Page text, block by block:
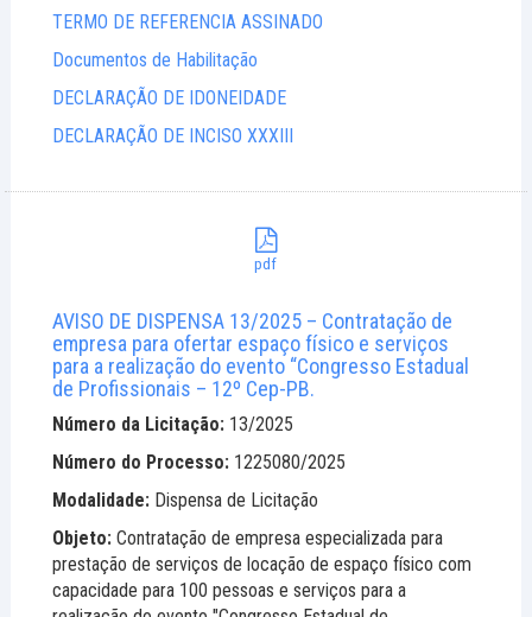
TERMO DE REFERENCIA ASSINADO
Documentos de Habilitação
DECLARAÇÃO DE IDONEIDADE
DECLARAÇÃO DE INCISO XXXIII
pdf
AVISO DE DISPENSA 13/2025 – Contratação de
empresa para ofertar espaço físico e serviços
para a realização do evento “Congresso Estadual
de Profissionais – 12º Cep-PB.
Número da Licitação: 13/2025
Número do Processo: 1225080/2025
Modalidade: Dispensa de Licitação
Objeto: Contratação de empresa especializada para
prestação de serviços de locação de espaço físico com
capacidade para 100 pessoas e serviços para a